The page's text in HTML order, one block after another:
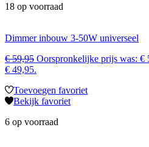
18 op voorraad
Dimmer inbouw 3-50W universeel
€59,95 Oorspronkelijke prijs was: €
€ 49,95.
Toevoegen favoriet
Bekijk favoriet
6 op voorraad